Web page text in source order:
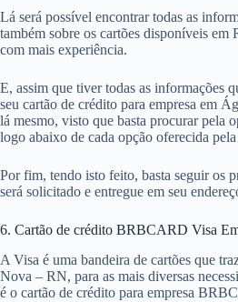
Lá será possível encontrar todas as
também sobre os cartões disponíveis em
com mais experiência.
E, assim que tiver todas as informações
seu cartão de crédito para empresa em
lá mesmo, visto que basta procurar pela
logo abaixo de cada opção oferecida pela
Por fim, tendo isto feito, basta seguir os
será solicitado e entregue em seu
6. Cartão de crédito BRBCARD Visa
A Visa é uma bandeira de cartões que
Nova – RN, para as mais diversas
é o cartão de crédito para empresa